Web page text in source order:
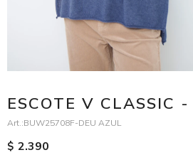
ESCOTE V CLASSIC
BUW25708F-DEU AZUL
$ 2.390